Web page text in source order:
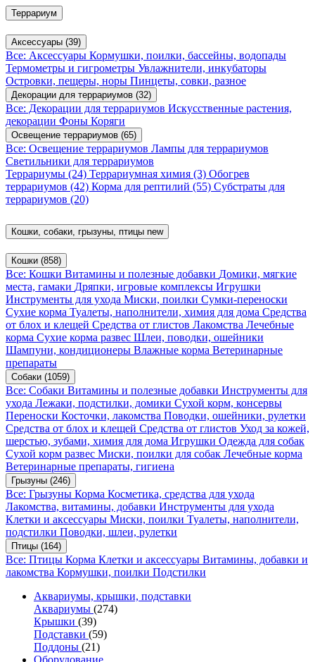
Террариум
Аксессуары (39)
Все: Аксессуары Кормушки, поилки, бассейны, водопады
Термометры и гигрометры Увлажнители, инкубаторы
Островки, пещеры, норы Пинцеты, совки, разное
Декорации для террариумов (32)
Все: Декорации для террариумов Искусственные растения,
декорации Фоны Коряги
Освещение террариумов (65)
Все: Освещение террариумов Лампы для террариумов
Светильники для террариумов
Террариумы (24) Террариумная химия (3) Обогрев
террариумов (42) Корма для рептилий (55) Субстраты для
террариумов (20)
Кошки, собаки, грызуны, птицы new
Кошки (858)
Все: Кошки Витамины и полезные добавки Домики, мягкие
места, гамаки Дряпки, игровые комплексы Игрушки
Инструменты для ухода Миски, поилки Сумки-переноски
Сухие корма Туалеты, наполнители, химия для дома Средства
от блох и клещей Средства от глистов Лакомства Лечебные
корма Сухие корма развес Шлеи, поводки, ошейники
Шампуни, кондиционеры Влажные корма Ветеринарные
препараты
Собаки (1059)
Все: Собаки Витамины и полезные добавки Инструменты для
ухода Лежаки, подстилки, домики Сухой корм, консервы
Переноски Косточки, лакомства Поводки, ошейники, рулетки
Средства от блох и клещей Средства от глистов Уход за кожей,
шерстью, зубами, химия для дома Игрушки Одежда для собак
Сухой корм развес Миски, поилки для собак Лечебные корма
Ветеринарные препараты, гигиена
Грызуны (246)
Все: Грызуны Корма Косметика, средства для ухода
Лакомства, витамины, добавки Инструменты для ухода
Клетки и аксессуары Миски, поилки Туалеты, наполнители,
подстилки Поводки, шлеи, рулетки
Птицы (164)
Все: Птицы Корма Клетки и аксессуары Витамины, добавки и
лакомства Кормушки, поилки Подстилки
Аквариумы, крышки, подставки
Аквариумы (274)
Крышки (39)
Подставки (59)
Поддоны (21)
Оборудование